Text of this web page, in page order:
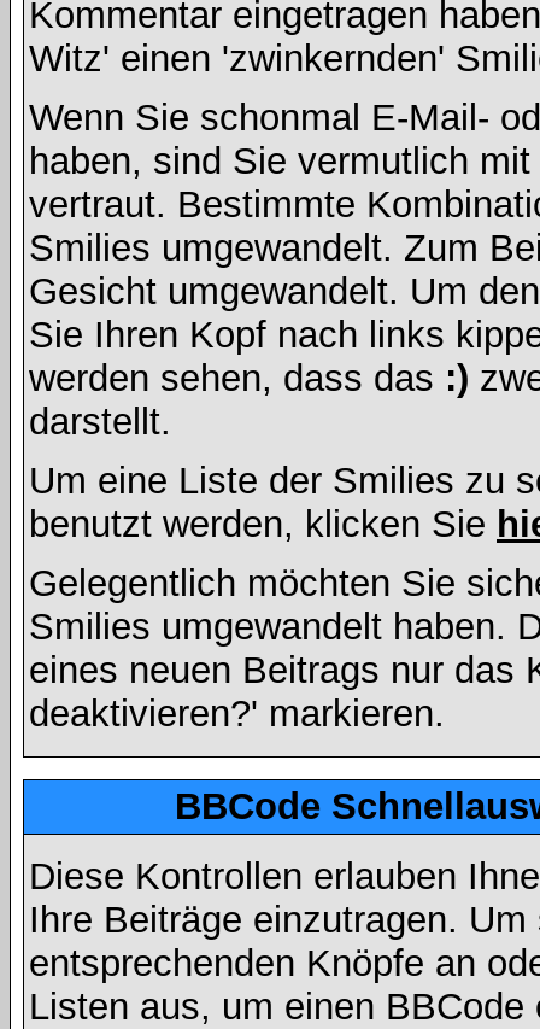
Kommentar eingetragen
Witz' einen 'zwinkernden'
Wenn Sie schonmal E-Mail-
haben, sind Sie vermutlich
vertraut. Bestimmte
Smilies umgewandelt. Zum
Gesicht umgewandelt. Um
Sie Ihren Kopf nach links
werden sehen, dass das :)
darstellt.
Um eine Liste der Smilies zu
benutzt werden, klicken Sie
Gelegentlich möchten Sie
Smilies umgewandelt haben.
eines neuen Beitrags nur das
deaktivieren?' markieren.
BBCode
Diese Kontrollen erlauben
Ihre Beiträge einzutragen.
entsprechenden Knöpfe an
Listen aus, um einen BBCode